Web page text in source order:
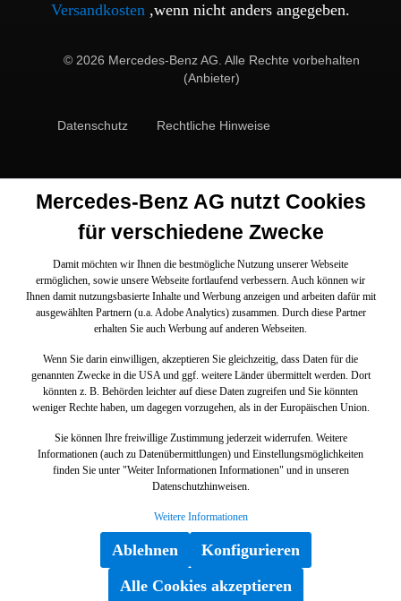
Versandkosten ,wenn nicht anders angegeben.
© 2026 Mercedes-Benz AG. Alle Rechte vorbehalten
(Anbieter)
Datenschutz Rechtliche Hinweise
Mercedes-Benz AG nutzt Cookies
für verschiedene Zwecke
Damit möchten wir Ihnen die bestmögliche Nutzung unserer Webseite
ermöglichen, sowie unsere Webseite fortlaufend verbessern. Auch können wir
Ihnen damit nutzungsbasierte Inhalte und Werbung anzeigen und arbeiten dafür mit
ausgewählten Partnern (u.a. Adobe Analytics) zusammen. Durch diese Partner
erhalten Sie auch Werbung auf anderen Webseiten.
Wenn Sie darin einwilligen, akzeptieren Sie gleichzeitig, dass Daten für die
genannten Zwecke in die USA und ggf. weitere Länder übermittelt werden. Dort
könnten z. B. Behörden leichter auf diese Daten zugreifen und Sie könnten
weniger Rechte haben, um dagegen vorzugehen, als in der Europäischen Union.
Sie können Ihre freiwillige Zustimmung jederzeit widerrufen. Weitere
Informationen (auch zu Datenübermittlungen) und Einstellungsmöglichkeiten
finden Sie unter "Weiter Informationen Informationen" und in unseren
Datenschutzhinweisen.
Weitere Informationen
Ablehnen
Konfigurieren
Alle Cookies akzeptieren